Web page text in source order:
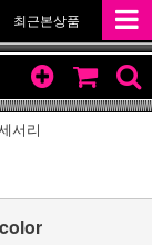
최근본상품
서리